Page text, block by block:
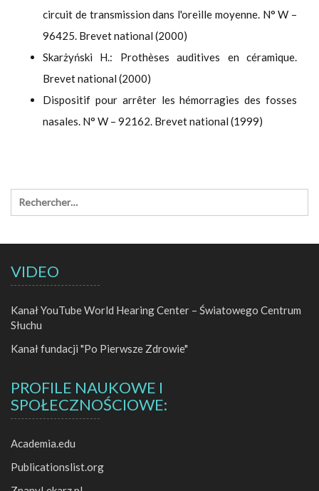
circuit de transmission dans l'oreille moyenne. N° W –
96425. Brevet national (2000)
Skarżyński H.: Prothèses auditives en céramique.
Brevet national (2000)
Dispositif pour arrêter les hémorragies des fosses
nasales. N° W – 92162. Brevet national (1999)
VIDEO
Kanał YouTube World Hearing Center – Światowego Centrum
Słuchu
Kanał fundacji "Po Pierwsze Zdrowie"
PROFILE NAUKOWE I
SPOŁECZNOŚCIOWE:
Academia.edu
Publicationslist.org